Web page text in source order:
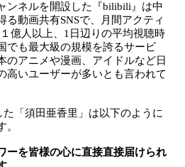
ンネルを開設した『bilibili』は中
る動画共有SNSで、月間アクティ
億人以上、1日辺りの平均視聴時
でも最大級の規模を誇るサービ
のアニメや漫画、アイドルなど日
高いユーザーが多いとも言われて
「須田亜香里」は以下のように
。
ーを皆様の心に直接直接届けられ